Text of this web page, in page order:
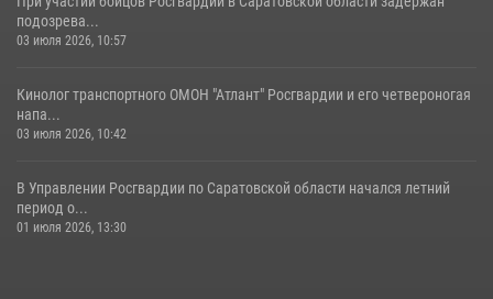
подозрева...
03 июля 2026, 10:57
Кинолог транспортного ОМОН "Атлант" Росгвардии и его четвероногая
напа...
03 июля 2026, 10:42
В Управлении Росгвардии по Саратовской области начался летний
период о...
01 июля 2026, 13:30